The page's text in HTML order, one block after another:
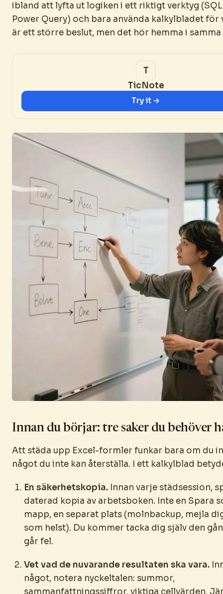
ibland att lyfta ut logiken i ett riktigt verktyg
Power Query) och bara använda kalkylbladet för
är ett större beslut, men det hör hemma i
TicNote
Try it →
Innan du börjar: tre saker du behöver
Att städa upp Excel-formler funkar bara om du
något du inte kan återställa. I ett kalkylblad
En säkerhetskopia. Innan varje städsession,
daterad kopia av arbetsboken. Inte en Spara
mapp, en separat plats (molnbackup, mejla
som helst). Du kommer tacka dig själv den
går fel.
Vet vad de nuvarande resultaten ska vara.
något, notera nyckeltalen: summor,
sammanfattningssiffror, viktiga cellvärden.